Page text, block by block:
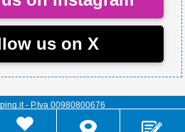
us on X
- P.Iva 00980800676